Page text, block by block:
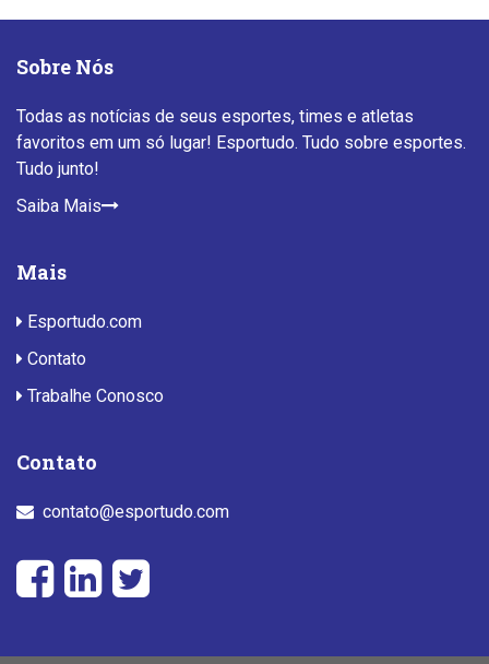
Sobre Nós
Todas as notícias de seus esportes, times e atletas
favoritos em um só lugar! Esportudo. Tudo sobre esportes.
Tudo junto!
Saiba Mais
Mais
Esportudo.com
Contato
Trabalhe Conosco
Contato
contato@esportudo.com